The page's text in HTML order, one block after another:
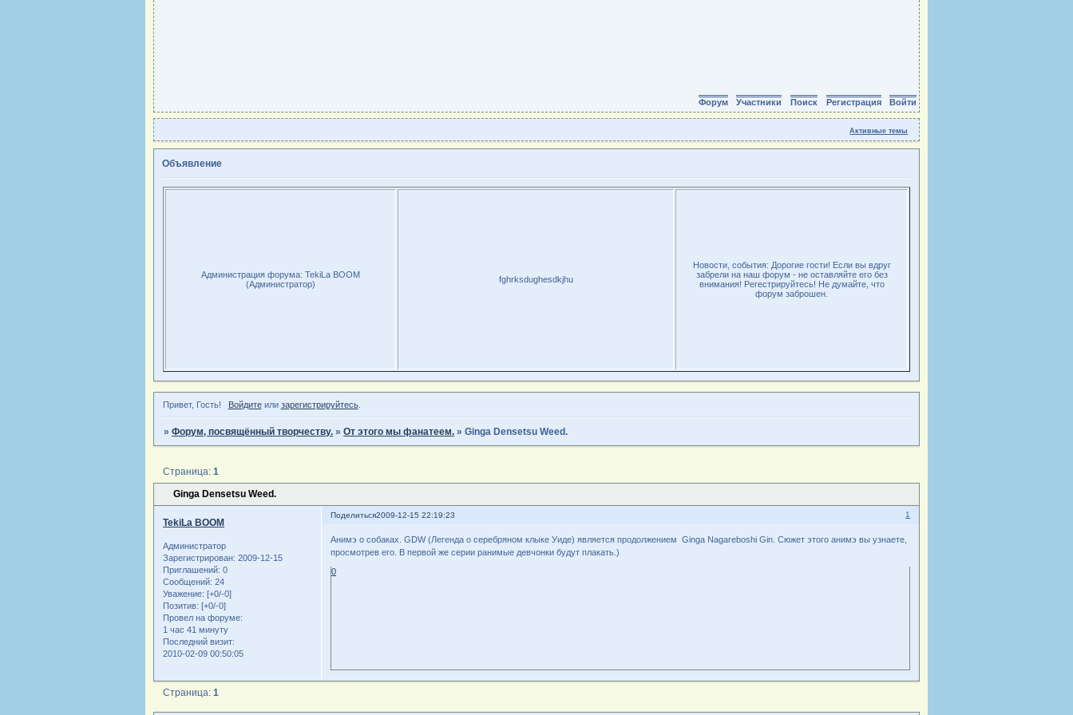
Форум Участники Поиск Регистрация Войти
Активные темы
Объявление
Администрация форума: TekiLa BOOM
(Администратор)
fghrksdughesdkjhu
Новости, события: Дорогие гости! Если вы вдруг
забрели на наш форум - не оставляйте его без
внимания! Регестрируйтесь! Не думайте, что
форум заброшен.
Привет, Гость! Войдитеили зарегистрируйтесь.
»Форум, посвящённый творчеству. »От этого мы фанатеем. »Ginga Densetsu Weed.
Ginga Densetsu Weed.
Страница:1
Поделиться 1
2009-12-15 22:19:23
TekiLa BOOM
Администратор
Зарегистрирован: 2009-12-15
Приглашений: 0
Сообщений: 24
Уважение: [+0/-0]
Позитив: [+0/-0]
Провел на форуме:
1 час 41 минуту
Последний визит:
2010-02-09 00:50:05
Анимэ о собаках. GDW (Легенда о серебряном клыке Уиде) является продолжением Ginga Nagareboshi Gin. Сюжет этого анимэ вы узнаете,
просмотрев его. В первой же серии ранимые девчонки будут плакать.)
0
Страница:1